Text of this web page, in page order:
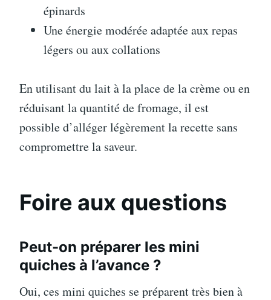
épinards
Une énergie modérée adaptée aux repas
légers ou aux collations
En utilisant du lait à la place de la crème ou en
réduisant la quantité de fromage, il est
possible d’alléger légèrement la recette sans
compromettre la saveur.
Foire aux questions
Peut-on préparer les mini
quiches à l’avance ?
Oui, ces mini quiches se préparent très bien à